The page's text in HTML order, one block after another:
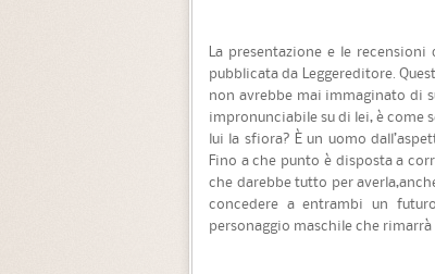
La presentazione e le
pubblicata da Leggereditore.
non avrebbe mai immaginato di
impronunciabile su di lei, è come
lui la sfiora? È un uomo
Fino a che punto è disposta a
che darebbe tutto per
concedere a entrambi un
personaggio maschile che